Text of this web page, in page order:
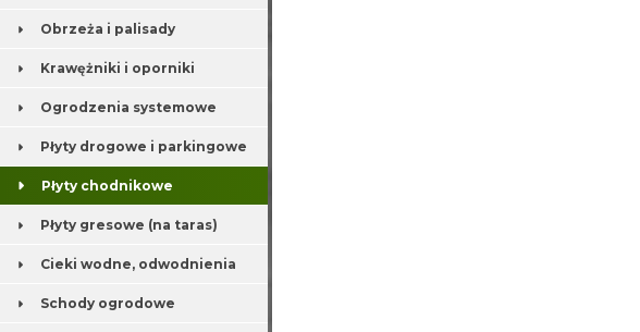
Obrzeża i palisady
Krawężniki i oporniki
Ogrodzenia systemowe
Płyty drogowe i parkingowe
Płyty chodnikowe
Płyty gresowe (na taras)
Cieki wodne, odwodnienia
Schody ogrodowe